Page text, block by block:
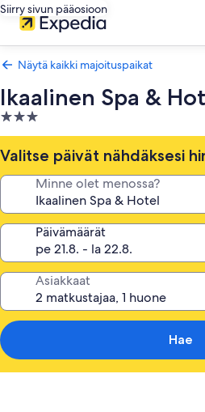
Siirry sivun pääosioon
Näytä kaikki majoituspaikat
Ikaalinen Spa &
3.0
tähden
majoituspaikka
Valitse päivät nähdäksesi
Minne olet menossa?
Päivämäärät
Asiakkaat
Hae